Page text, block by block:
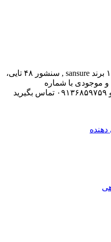
فروش ویژه کیت تشخیص کووید-۱۹ برند sansure , سنشور ۴۸ تایی،
موجودی با شماره